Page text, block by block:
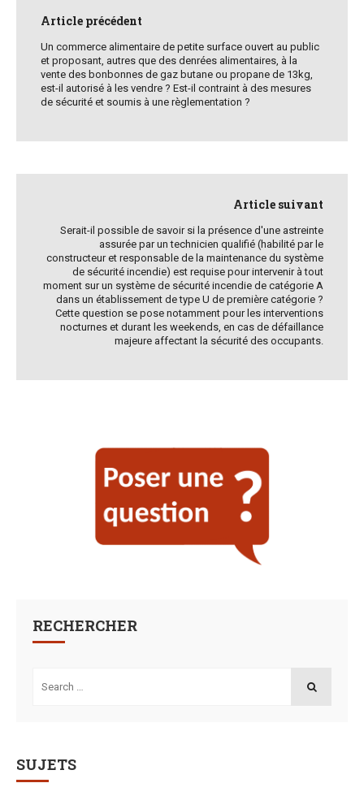
navigation
Article précédent
Un commerce alimentaire de petite surface ouvert au public
et proposant, autres que des denrées alimentaires, à la
vente des bonbonnes de gaz butane ou propane de 13kg,
est-il autorisé à les vendre ? Est-il contraint à des mesures
de sécurité et soumis à une règlementation ?
Article suivant
Serait-il possible de savoir si la présence d'une astreinte
assurée par un technicien qualifié (habilité par le
constructeur et responsable de la maintenance du système
de sécurité incendie) est requise pour intervenir à tout
moment sur un système de sécurité incendie de catégorie A
dans un établissement de type U de première catégorie ?
Cette question se pose notamment pour les interventions
nocturnes et durant les weekends, en cas de défaillance
majeure affectant la sécurité des occupants.
RECHERCHER
for:
SUJETS